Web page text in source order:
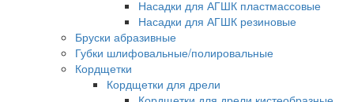
Насадки для АГШК пластмассовые
Насадки для АГШК резиновые
Бруски абразивные
Губки шлифовальные/полировальные
Кордщетки
Кордщетки для дрели